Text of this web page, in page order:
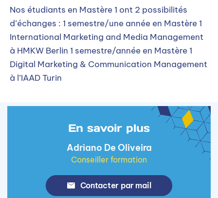
Nos étudiants en Mastère 1 ont 2 possibilités
d’échanges : 1 semestre/une année en Mastère 1
International Marketing and Media Management
à HMKW Berlin 1 semestre/année en Mastère 1
Digital Marketing & Communication Management
à l’IAAD Turin
En savoir plus
Adriano De Oliveira
Conseiller formation
Contacter par mail